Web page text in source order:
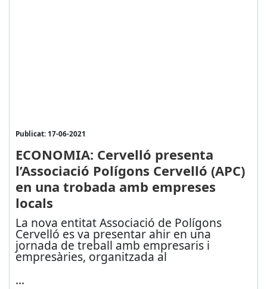
Publicat: 17-06-2021
ECONOMIA: Cervelló presenta
l’Associació Polígons Cervelló (APC)
en una trobada amb empreses
locals
La nova entitat Associació de Polígons
Cervelló es va presentar ahir en una
jornada de treball amb empresaris i
empresàries, organitzada al
...